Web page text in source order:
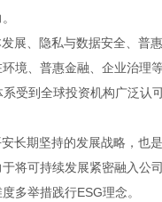
、隐私与数据安全、普
境、普惠金融、企业治理
受到全球投资机构广泛认
期坚持的发展战略，也
将可持续发展紧密融入公
多举措践行ESG理念。